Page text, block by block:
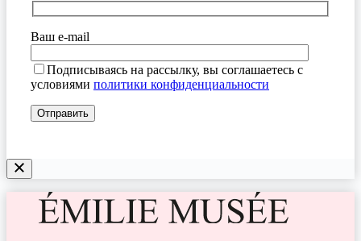
Ваш e-mail
Подписываясь на рассылку, вы соглашаетесь с
условиями политики конфиденциальности